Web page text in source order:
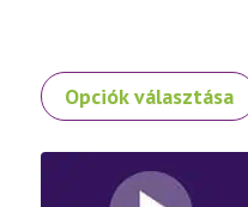
Opciók választása
Ennek
a
variációja